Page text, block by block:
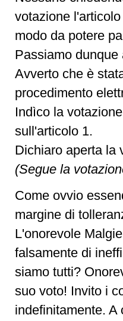
votazione
modo da potere
Passiamo dunque
Avverto che è
procedimento
Indìco la
sull'articolo 1.
Dichiaro aperta la
(Segue la
Come ovvio
margine di
L'onorevole
falsamente di
siamo tutti?
suo voto! Invito i
indefinitamente.